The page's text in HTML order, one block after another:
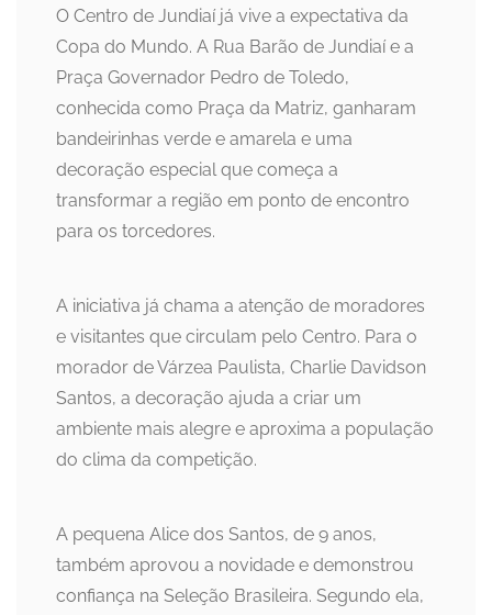
O Centro de Jundiaí já vive a expectativa da
Copa do Mundo. A Rua Barão de Jundiaí e a
Praça Governador Pedro de Toledo,
conhecida como Praça da Matriz, ganharam
bandeirinhas verde e amarela e uma
decoração especial que começa a
transformar a região em ponto de encontro
para os torcedores.
A iniciativa já chama a atenção de moradores
e visitantes que circulam pelo Centro. Para o
morador de Várzea Paulista, Charlie Davidson
Santos, a decoração ajuda a criar um
ambiente mais alegre e aproxima a população
do clima da competição.
A pequena Alice dos Santos, de 9 anos,
também aprovou a novidade e demonstrou
confiança na Seleção Brasileira. Segundo ela,